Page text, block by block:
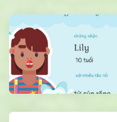
Post
navigation